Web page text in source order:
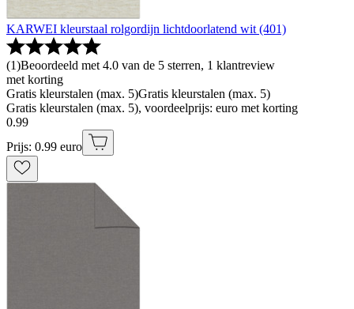
KARWEI kleurstaal rolgordijn lichtdoorlatend wit (401)
(1)Beoordeeld met 4.0 van de 5 sterren, 1 klantreview
met korting
Gratis kleurstalen (max. 5)Gratis kleurstalen (max. 5)
Gratis kleurstalen (max. 5), voordeelprijs: euro met korting
0.99
Prijs: 0.99 euro